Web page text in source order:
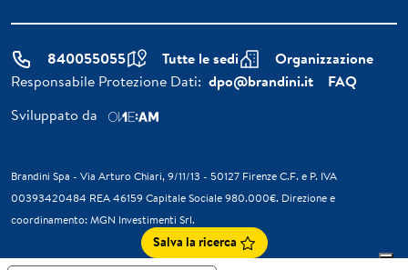
840055055 Tutte le sedi
Organizzazione
Responsabile Protezione Dati: dpo@brandini.it
FAQ
Sviluppato da
Brandini Spa - Via Arturo Chiari, 9/11/13 - 50127 Firenze C.F. e P. IVA
00393420484 REA 46159 Capitale Sociale 980.000€. Direzione e
coordinamento: MGN Investimenti Srl.
Salva la ricerca